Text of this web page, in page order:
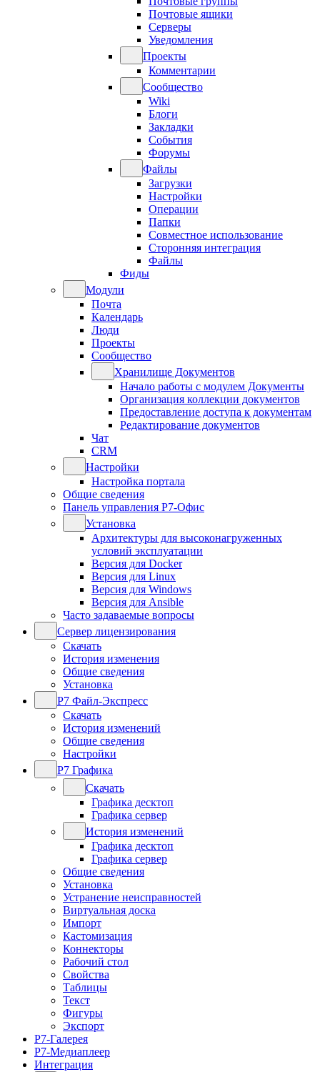
Почтовые ящики
Серверы
Уведомления
Проекты
Комментарии
Сообщество
Wiki
Блоги
Закладки
События
Форумы
Файлы
Загрузки
Настройки
Операции
Папки
Совместное использование
Сторонняя интеграция
Файлы
Фиды
Модули
Почта
Календарь
Люди
Проекты
Сообщество
Хранилище Документов
Начало работы с модулем Документы
Организация коллекции документов
Предоставление доступа к документам
Редактирование документов
Чат
CRM
Настройки
Настройка портала
Общие сведения
Панель управления Р7-Офис
Установка
Архитектуры для высоконагруженных
условий эксплуатации
Версия для Docker
Версия для Linux
Версия для Windows
Версия для Ansible
Часто задаваемые вопросы
Сервер лицензирования
Скачать
История изменения
Общие сведения
Установка
Р7 Файл-Экспресс
Скачать
История изменений
Общие сведения
Настройки
Р7 Графика
Скачать
Графика десктоп
Графика сервер
История изменений
Графика десктоп
Графика сервер
Общие сведения
Установка
Устранение неисправностей
Виртуальная доска
Импорт
Кастомизация
Коннекторы
Рабочий стол
Свойства
Таблицы
Текст
Фигуры
Экспорт
Р7-Галерея
Р7-Медиаплеер
Интеграция